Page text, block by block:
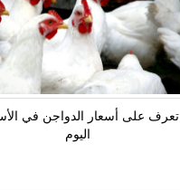
تعرف على أسعار الدواجن في
اليوم